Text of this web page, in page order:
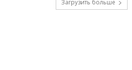
Загрузить больше